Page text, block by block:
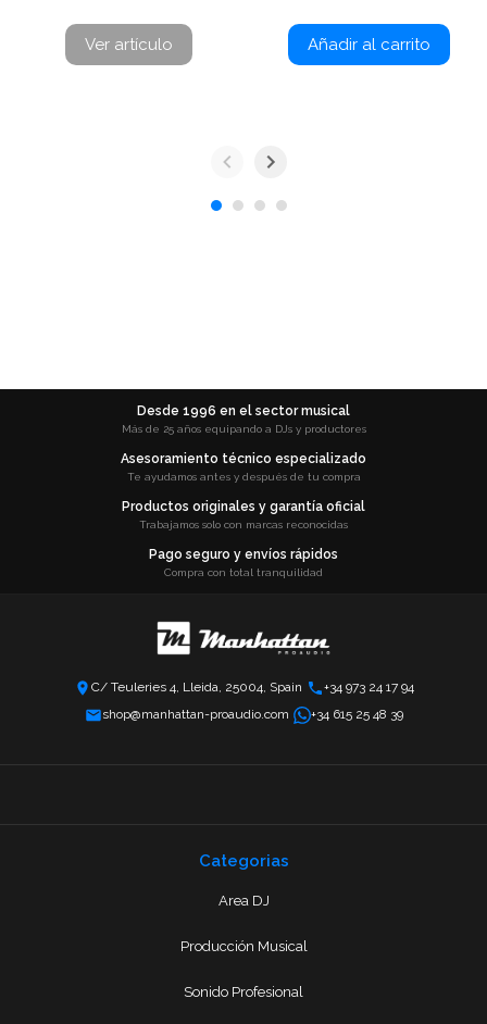
Ver artículo Añadir al carrito
Desde 1996 en el sector musical
Más de 25 años equipando a DJs y productores
Asesoramiento técnico especializado
Te ayudamos antes y después de tu compra
Productos originales y garantía oficial
Trabajamos solo con marcas reconocidas
Pago seguro y envíos rápidos
Compra con total tranquilidad
C/ Teuleries 4, Lleida, 25004, Spain
+34 973 24 17 94
shop@manhattan-proaudio.com
+34 615 25 48 39
Categorias
Area DJ
Producción Musical
Sonido Profesional